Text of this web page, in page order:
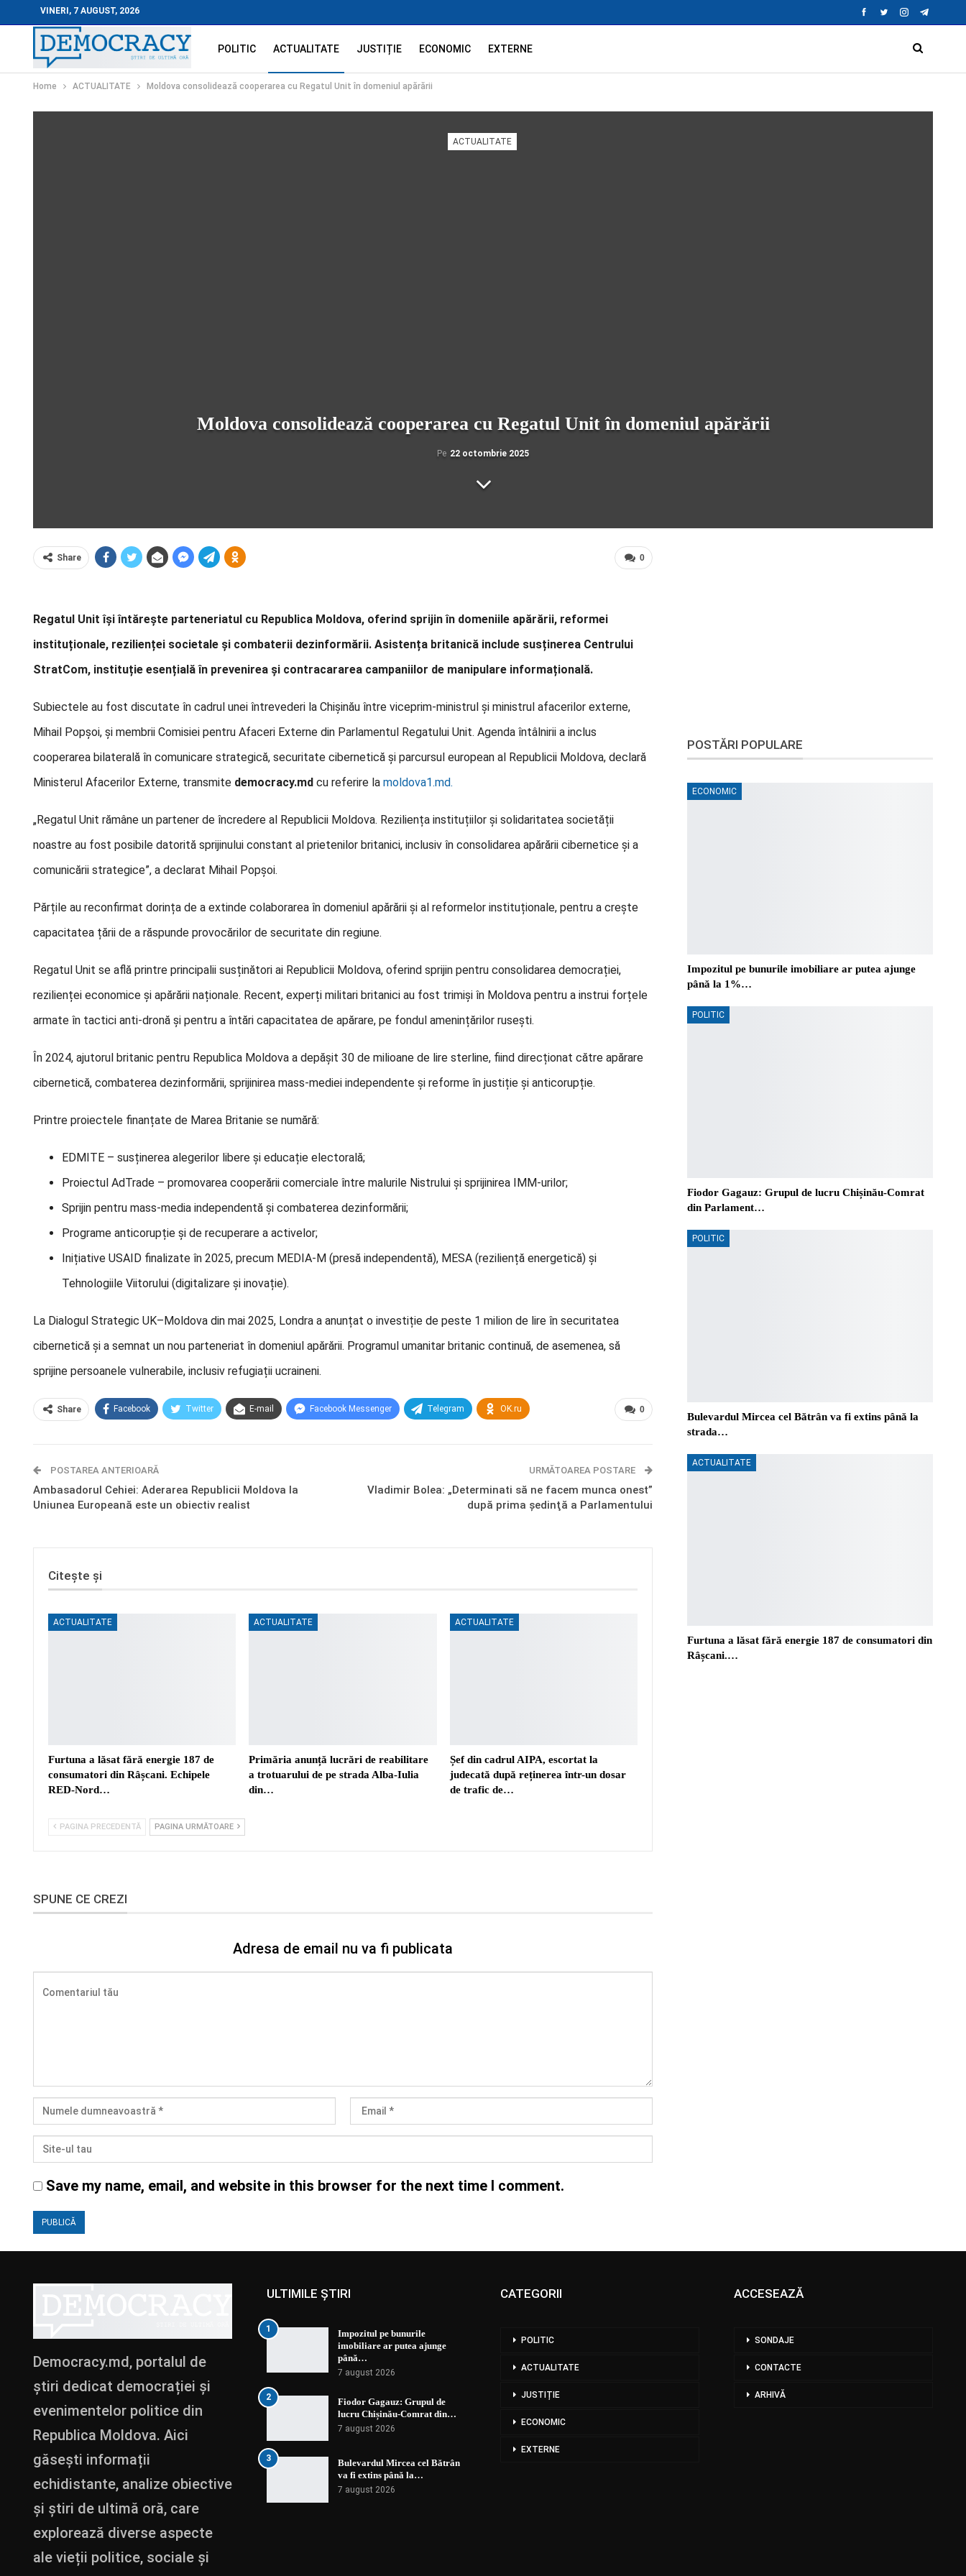
VINERI, 7 AUGUST, 2026
POLITIC ACTUALITATE JUSTIȚIE ECONOMIC EXTERNE
Home ACTUALITATE Moldova consolidează cooperarea cu Regatul Unit în domeniul apărării
ACTUALITATE
Moldova consolidează cooperarea cu Regatul Unit în domeniul apărării
Pe 22 octombrie 2025
0
Share
Regatul Unit își întărește parteneriatul cu Republica Moldova, oferind sprijin în domeniile apărării, reformei
instituționale, rezilienței societale și combaterii dezinformării. Asistența britanică include susținerea Centrului
StratCom, instituție esențială în prevenirea și contracararea campaniilor de manipulare informațională.
Subiectele au fost discutate în cadrul unei întrevederi la Chișinău între viceprim-ministrul și ministrul afacerilor externe,
Mihail Popșoi, și membrii Comisiei pentru Afaceri Externe din Parlamentul Regatului Unit. Agenda întâlnirii a inclus
cooperarea bilaterală în comunicare strategică, securitate cibernetică și parcursul european al Republicii Moldova, declară
Ministerul Afacerilor Externe, transmite democracy.md cu referire la moldova1.md.
„Regatul Unit rămâne un partener de încredere al Republicii Moldova. Reziliența instituțiilor și solidaritatea societății
noastre au fost posibile datorită sprijinului constant al prietenilor britanici, inclusiv în consolidarea apărării cibernetice și a
comunicării strategice”, a declarat Mihail Popșoi.
Părțile au reconfirmat dorința de a extinde colaborarea în domeniul apărării și al reformelor instituționale, pentru a crește
capacitatea țării de a răspunde provocărilor de securitate din regiune.
Regatul Unit se află printre principalii susținători ai Republicii Moldova, oferind sprijin pentru consolidarea democrației,
rezilienței economice și apărării naționale. Recent, experți militari britanici au fost trimiși în Moldova pentru a instrui forțele
armate în tactici anti-dronă și pentru a întări capacitatea de apărare, pe fondul amenințărilor rusești.
În 2024, ajutorul britanic pentru Republica Moldova a depășit 30 de milioane de lire sterline, fiind direcționat către apărare
cibernetică, combaterea dezinformării, sprijinirea mass-mediei independente și reforme în justiție și anticorupție.
Printre proiectele finanțate de Marea Britanie se numără:
EDMITE – susținerea alegerilor libere și educație electorală;
Proiectul AdTrade – promovarea cooperării comerciale între malurile Nistrului și sprijinirea IMM-urilor;
Sprijin pentru mass-media independentă și combaterea dezinformării;
Programe anticorupție și de recuperare a activelor;
Inițiative USAID finalizate în 2025, precum MEDIA-M (presă independentă), MESA (reziliență energetică) și
Tehnologiile Viitorului (digitalizare și inovație).
La Dialogul Strategic UK–Moldova din mai 2025, Londra a anunțat o investiție de peste 1 milion de lire în securitatea
cibernetică și a semnat un nou parteneriat în domeniul apărării. Programul umanitar britanic continuă, de asemenea, să
sprijine persoanele vulnerabile, inclusiv refugiații ucraineni.
0
Share Facebook Twitter E-mail Facebook Messenger Telegram OK.ru
POSTAREA ANTERIOARĂ
Ambasadorul Cehiei: Aderarea Republicii Moldova la
Uniunea Europeană este un obiectiv realist
URMĂTOAREA POSTARE
Vladimir Bolea: „Determinati să ne facem munca onest”
după prima şedinţă a Parlamentului
Citește și
ACTUALITATE
Furtuna a lăsat fără energie 187 de
consumatori din Râșcani. Echipele
RED-Nord…
ACTUALITATE
Primăria anunță lucrări de reabilitare
a trotuarului de pe strada Alba-Iulia
din…
ACTUALITATE
Șef din cadrul AIPA, escortat la
judecată după reținerea într-un dosar
de trafic de…
PAGINA PRECEDENTĂ PAGINA URMĂTOARE
SPUNE CE CREZI
Adresa de email nu va fi publicata
Save my name, email, and website in this browser for the next time I comment.
POSTĂRI POPULARE
ECONOMIC
Impozitul pe bunurile imobiliare ar putea ajunge
până la 1%…
POLITIC
Fiodor Gagauz: Grupul de lucru Chișinău-Comrat
din Parlament…
POLITIC
Bulevardul Mircea cel Bătrân va fi extins până la
strada…
ACTUALITATE
Furtuna a lăsat fără energie 187 de consumatori din
Râșcani.…
Democracy.md, portalul de
știri dedicat democrației și
evenimentelor politice din
Republica Moldova. Aici
găsești informații
echidistante, analize obiective
și știri de ultimă oră, care
explorează diverse aspecte
ale vieții politice, sociale și
ULTIMILE ȘTIRI
1
Impozitul pe bunurile
imobiliare ar putea ajunge
până…
7 august 2026
2
Fiodor Gagauz: Grupul de
lucru Chișinău-Comrat din…
7 august 2026
3
Bulevardul Mircea cel Bătrân
va fi extins până la…
7 august 2026
CATEGORII
POLITIC
ACTUALITATE
JUSTIȚIE
ECONOMIC
EXTERNE
ACCESEAZĂ
SONDAJE
CONTACTE
ARHIVĂ